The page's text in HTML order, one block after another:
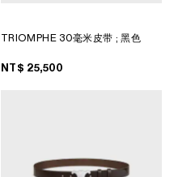
TRIOMPHE 30毫米皮带 ; 黑色
NT$ 25,500